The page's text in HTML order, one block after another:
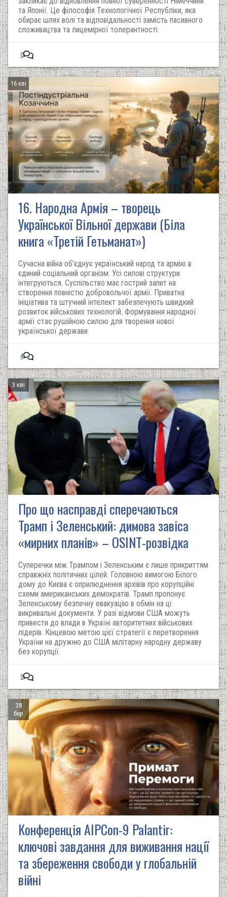
та Японії. Це філософія Технологічної Республіки, яка
обирає шлях волі та відповідальності замість пасивного
споживацтва та лицемірної толерантності.
0
16 кві
16. Народна Армія – творець
Української Вільної держави (Біла
книга «Третій Гетьманат»)
Сучасна війна об’єднує український народ та армію в
єдиний соціальний організм. Усі силові структури
інтегруються. Суспільство має гострий запит на
створення повністю добровольчої армії. Приватна
ініціатива та штучний інтелект забезпечують швидкий
розвиток військових технологій. Формування народної
армії стає рушійною силою для творення нової
української держави.
4
3 кві
Про що насправді сперечаються
Трамп і Зеленський: димова завіса
«мирних планів» – OSINT-розвідка
Суперечки між Трампом і Зеленським є лише прикриттям
справжніх політичних цілей. Головною вимогою Білого
дому до Києва є оприлюднення архівів про корупційні
схеми американських демократів. Трамп пропонує
Зеленському безпечну евакуацію в обмін на ці
викривальні документи. У разі відмови США можуть
привести до влади в Україні авторитетних військових
лідерів. Кінцевою метою цієї стратегії є перетворення
України на дружню до США мілітарну народну державу
без корупції.
9
28
бер
Конференція AIPCon-9 Palantir:
ключові завдання для виживання нації
та збереження свободи у глобальній
війні